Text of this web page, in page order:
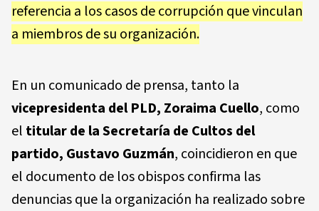
referencia a los casos de corrupción que vinculan
a miembros de su organización.
En un comunicado de prensa, tanto la
vicepresidenta del PLD, Zoraima Cuello, como
el titular de la Secretaría de Cultos del
partido, Gustavo Guzmán, coincidieron en que
el documento de los obispos confirma las
denuncias que la organización ha realizado sobre